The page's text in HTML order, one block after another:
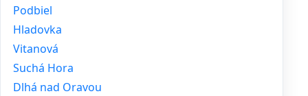
Podbiel
Hladovka
Vitanová
Suchá Hora
Dlhá nad Oravou